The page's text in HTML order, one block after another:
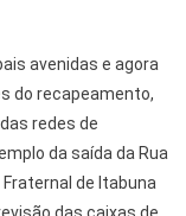
avenidas e agora
do recapeamento,
redes de
da saída da Rua
de Itabuna